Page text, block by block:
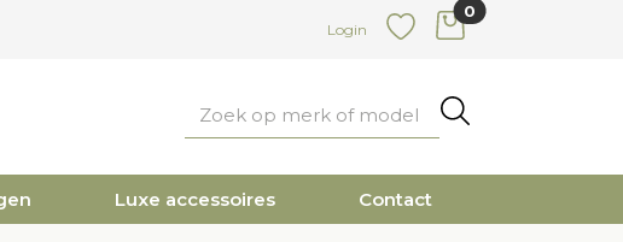
Login
0
items in cart
Luxe accessoires Contact